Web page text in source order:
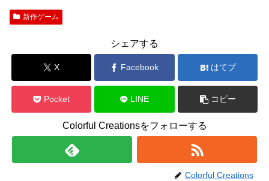
新作ゲーム
シェアする
X Facebook はてブ
Pocket LINE コピー
Colorful Creationsをフォローする
Colorful Creations